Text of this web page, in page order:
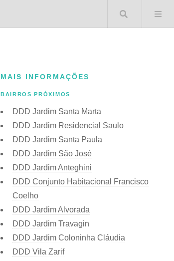
Buscar
MAIS INFORMAÇÕES
BAIRROS PRÓXIMOS
DDD Jardim Santa Marta
DDD Jardim Residencial Saulo
DDD Jardim Santa Paula
DDD Jardim São José
DDD Jardim Anteghini
DDD Conjunto Habitacional Francisco
Coelho
DDD Jardim Alvorada
DDD Jardim Travagin
DDD Jardim Coloninha Cláudia
DDD Vila Zarif